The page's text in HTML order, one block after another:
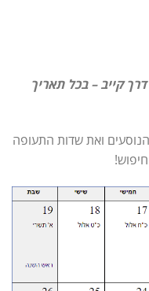
דרך קייב – בכל תאריך
ואת שדות התעופה